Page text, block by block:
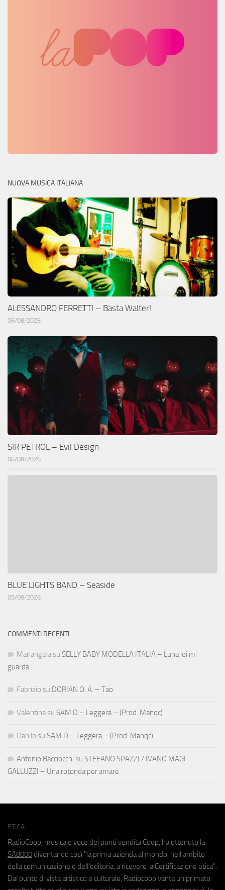
NUOVA MUSICA ITALIANA
ALESSANDRO FERRETTI – Basta Walter!
06/08/2026
SIR PETROL – Evil Design
06/08/2026
BLUE LIGHTS BAND – Seaside
05/08/2026
COMMENTI RECENTI
Mariangela su SELLY BABY MODELLA ITALIA – Luna lei mi
guarda
Fabrizio su DORIAN O. A. – Tao
Valentina su SAM D – Leggera – (Prod. Manqc)
Danilo su SAM D – Leggera – (Prod. Manqc)
Antonio Bacciocchi su STEFANO SPAZZI / IVANO MAGI
GALLUZZI – Una rotonda per amare
ETICA
RadioCoop, musica e voce dei punti vendita Coop, ha ottenuto la
SA8000 diventando così "la prima azienda al mondo, nell'ambito
della comunicazione e dell'editoria, a ricevere la Certificazione etica".
Dal punto di vista artistico e culturale, Radiocoop vanta un primato: